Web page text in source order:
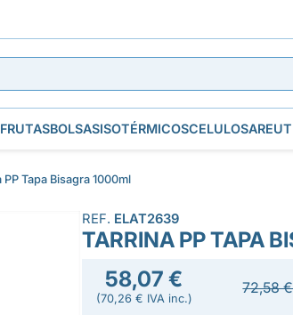
FRUTASBOLSASISOTÉRMICOSCELULOSA
PP Tapa Bisagra 1000ml
REF. ELAT2639
TARRINA PP TAPA
58,07 €
(70,26 € IVA inc.)
72,58 €